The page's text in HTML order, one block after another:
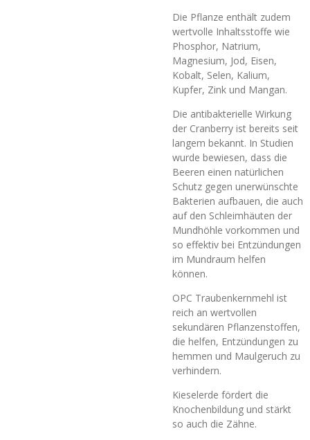
Die Pflanze enthält zudem
wertvolle Inhaltsstoffe wie
Phosphor, Natrium,
Magnesium, Jod, Eisen,
Kobalt, Selen, Kalium,
Kupfer, Zink und Mangan.
Die antibakterielle Wirkung
der Cranberry ist bereits seit
langem bekannt. In Studien
wurde bewiesen, dass die
Beeren einen natürlichen
Schutz gegen unerwünschte
Bakterien aufbauen, die auch
auf den Schleimhäuten der
Mundhöhle vorkommen und
so effektiv bei Entzündungen
im Mundraum helfen
können.
OPC Traubenkernmehl ist
reich an wertvollen
sekundären Pflanzenstoffen,
die helfen, Entzündungen zu
hemmen und Maulgeruch zu
verhindern.
Kieselerde fördert die
Knochenbildung und stärkt
so auch die Zähne.